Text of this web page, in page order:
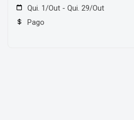
Qui. 1/Out - Qui. 29/Out
Pago